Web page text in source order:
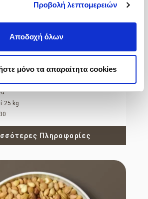
Προβολή λεπτομερειών
Αποδοχή όλων
μόνο τα απαραίτητα cookies
25 kg
Πληροφορίες